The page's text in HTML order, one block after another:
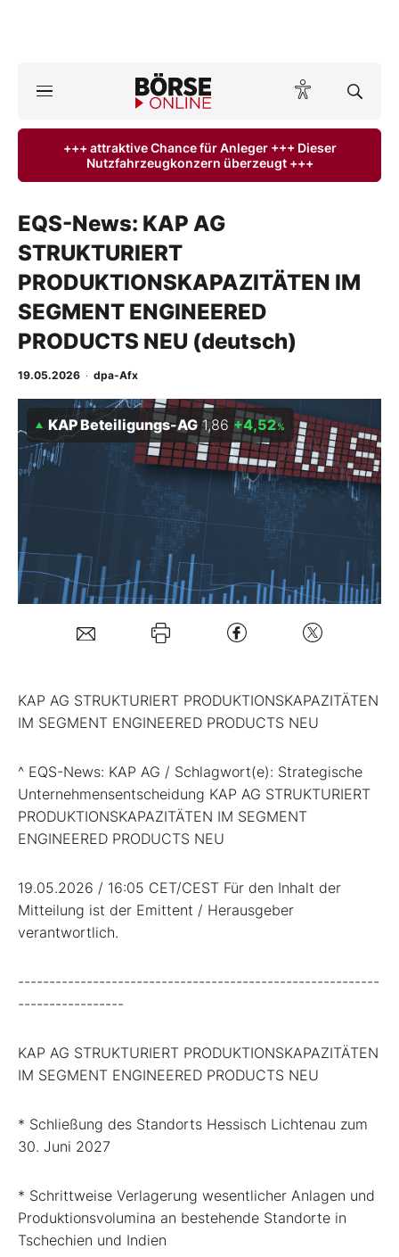
ktuelle Ausgabe BÖRSE ONLINE lesen
Finanz-Check
Abo & Shop
BO-Musterdepots
Mein B:O
Folgen Sie uns
+++ attraktive Chance für Anleger +++ Dieser
Nutzfahrzeugkonzern überzeugt +++
EQS-News: KAP AG
STRUKTURIERT
PRODUKTIONSKAPAZITÄTEN IM
SEGMENT ENGINEERED
PRODUCTS NEU (deutsch)
19.05.2026 · dpa-Afx
KAP Beteiligungs-AG 1,86 +4,52%
KAP AG STRUKTURIERT PRODUKTIONSKAPAZITÄTEN
IM SEGMENT ENGINEERED PRODUCTS NEU
^ EQS-News: KAP AG / Schlagwort(e): Strategische
Unternehmensentscheidung KAP AG STRUKTURIERT
PRODUKTIONSKAPAZITÄTEN IM SEGMENT
ENGINEERED PRODUCTS NEU
19.05.2026 / 16:05 CET/CEST Für den Inhalt der
Mitteilung ist der Emittent / Herausgeber
verantwortlich.
----------------------------------------------------------
-----------------
KAP AG STRUKTURIERT PRODUKTIONSKAPAZITÄTEN
IM SEGMENT ENGINEERED PRODUCTS NEU
* Schließung des Standorts Hessisch Lichtenau zum
30. Juni 2027
* Schrittweise Verlagerung wesentlicher Anlagen und
Produktionsvolumina an bestehende Standorte in
Tschechien und Indien